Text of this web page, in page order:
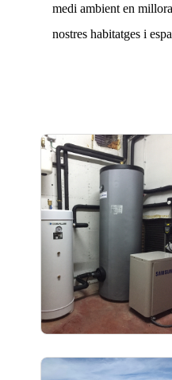
medi ambient en
nostres habitatges i